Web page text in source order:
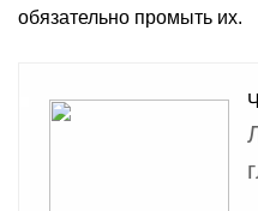
обязательно промыть их.